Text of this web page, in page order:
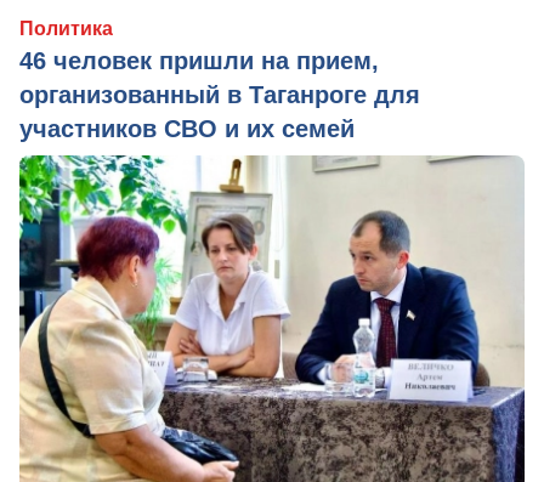
Политика
46 человек пришли на прием,
организованный в Таганроге для
участников СВО и их семей